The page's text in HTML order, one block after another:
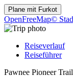
Plane mit Furkot
OpenFreeMap©
Reiseverlauf
Reiseführer
Pawnee Pioneer